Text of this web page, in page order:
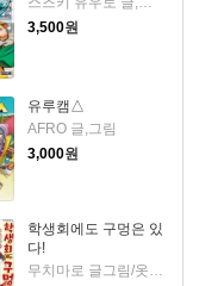
3,500원
유루캠△
AFRO 글,그림
3,000원
학생회에도 구멍은 있
다!
무치마로 글그림/옷무 역